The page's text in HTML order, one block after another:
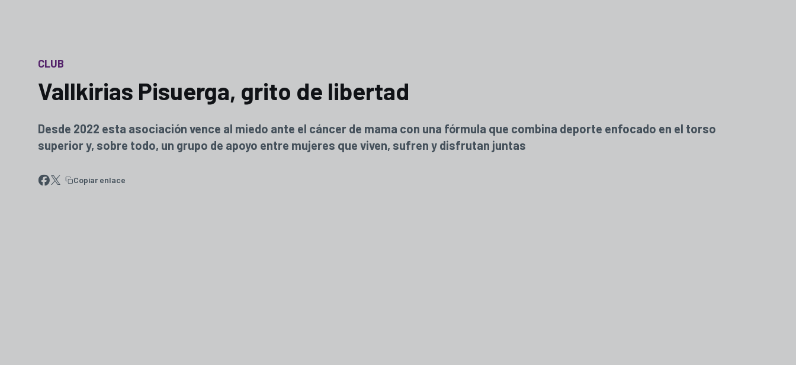
CLUB
Vallkirias Pisuerga, grito de libertad
Desde 2022 esta asociación vence al miedo ante el cáncer de mama con una fórmula que combina deporte enfocado en el torso
superior y, sobre todo, un grupo de apoyo entre mujeres que viven, sufren y disfrutan juntas
Copiar enlace